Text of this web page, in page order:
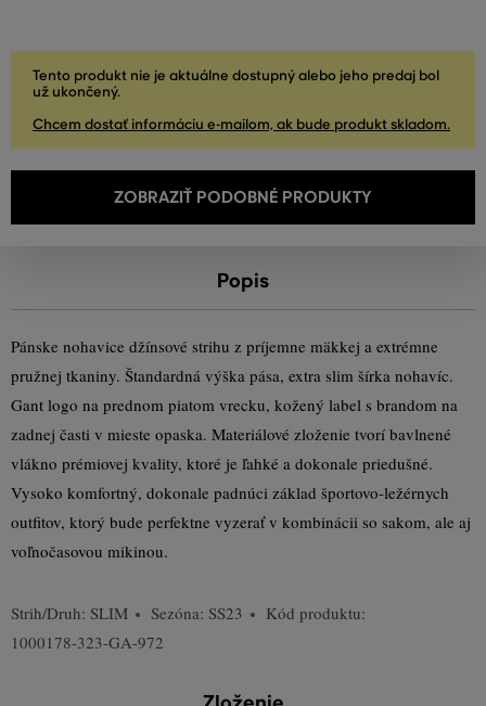
Tento produkt nie je aktuálne dostupný alebo jeho predaj bol
už ukončený.
Chcem dostať informáciu e-mailom, ak bude produkt skladom.
ZOBRAZIŤ PODOBNÉ PRODUKTY
Popis
Pánske nohavice džínsové strihu z príjemne mäkkej a extrémne
pružnej tkaniny. Štandardná výška pása, extra slim šírka nohavíc.
Gant logo na prednom piatom vrecku, kožený label s brandom na
zadnej časti v mieste opaska. Materiálové zloženie tvorí bavlnené
vlákno prémiovej kvality, ktoré je ľahké a dokonale priedušné.
Vysoko komfortný, dokonale padnúci základ športovo-ležérnych
outfitov, ktorý bude perfektne vyzerať v kombinácii so sakom, ale aj
voľnočasovou mikinou.
Strih/Druh: SLIM Sezóna: SS23
Kód produktu:
1000178-323-GA-972